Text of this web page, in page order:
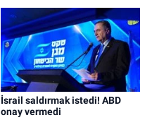
İsrail saldırmak istedi! ABD
onay vermedi